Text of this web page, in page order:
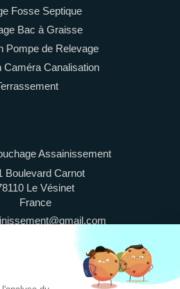
Fosse Septique
Bac à Graisse
Pompe de Relevage
Caméra Canalisation
Assainissement
Boulevard Carnot
Le Vésinet
France